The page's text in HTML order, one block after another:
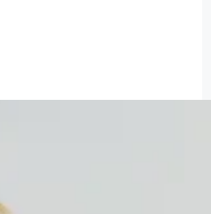
STEP-BY-STEP